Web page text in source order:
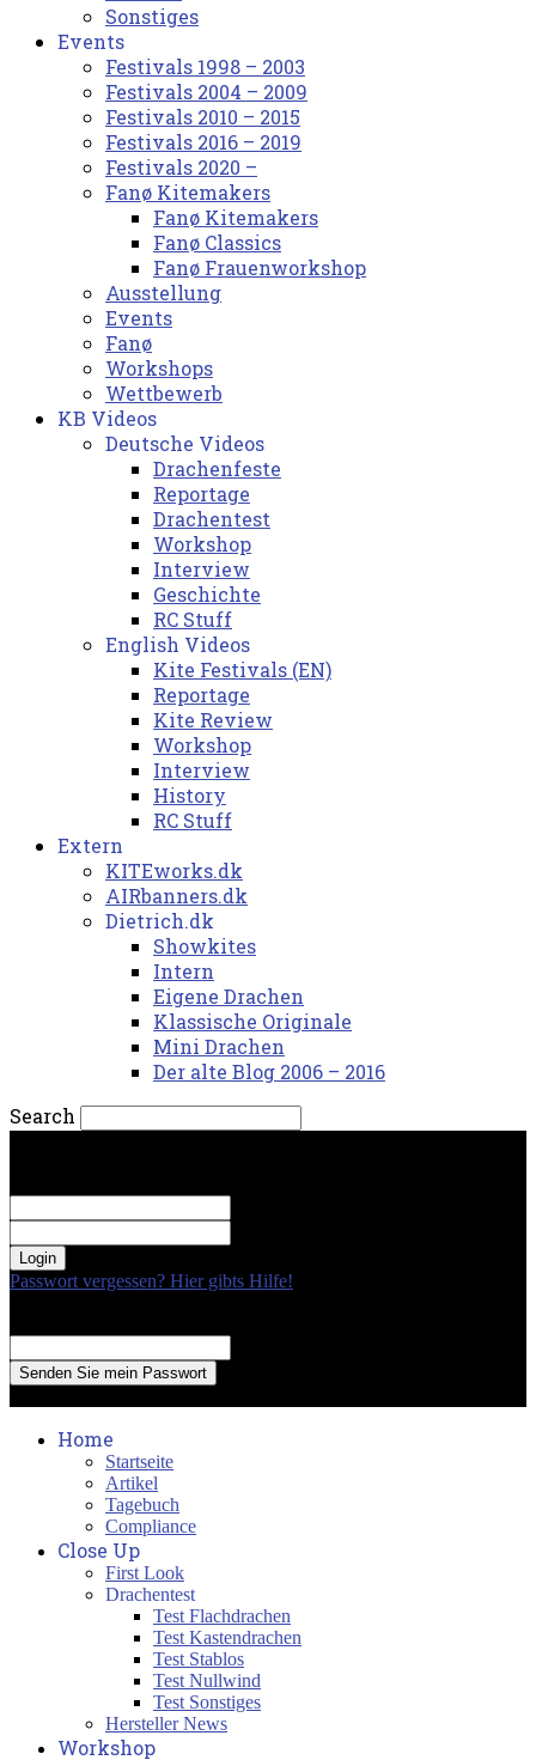
Sonstiges
Events
Festivals 1998 – 2003
Festivals 2004 – 2009
Festivals 2010 – 2015
Festivals 2016 – 2019
Festivals 2020 –
Fanø Kitemakers
Fanø Kitemakers
Fanø Classics
Fanø Frauenworkshop
Ausstellung
Events
Fanø
Workshops
Wettbewerb
KB Videos
Deutsche Videos
Drachenfeste
Reportage
Drachentest
Workshop
Interview
Geschichte
RC Stuff
English Videos
Kite Festivals (EN)
Reportage
Kite Review
Workshop
Interview
History
RC Stuff
Extern
KITEworks.dk
AIRbanners.dk
Dietrich.dk
Showkites
Intern
Eigene Drachen
Klassische Originale
Mini Drachen
Der alte Blog 2006 – 2016
Search
Passwort vergessen? Hier gibts Hilfe!
Home
Startseite
Artikel
Tagebuch
Compliance
Close Up
First Look
Drachentest
Test Flachdrachen
Test Kastendrachen
Test Stablos
Test Nullwind
Test Sonstiges
Hersteller News
Workshop